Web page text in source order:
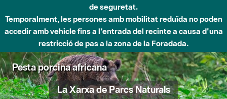
de seguretat.
Temporalment, les persones amb mobilitat reduïda no poden
accedir amb vehicle fins a l'entrada del recinte a causa d'una
restricció de pas a la zona de la Foradada.
Pesta porcina africana
La Xarxa de Parcs Naturals